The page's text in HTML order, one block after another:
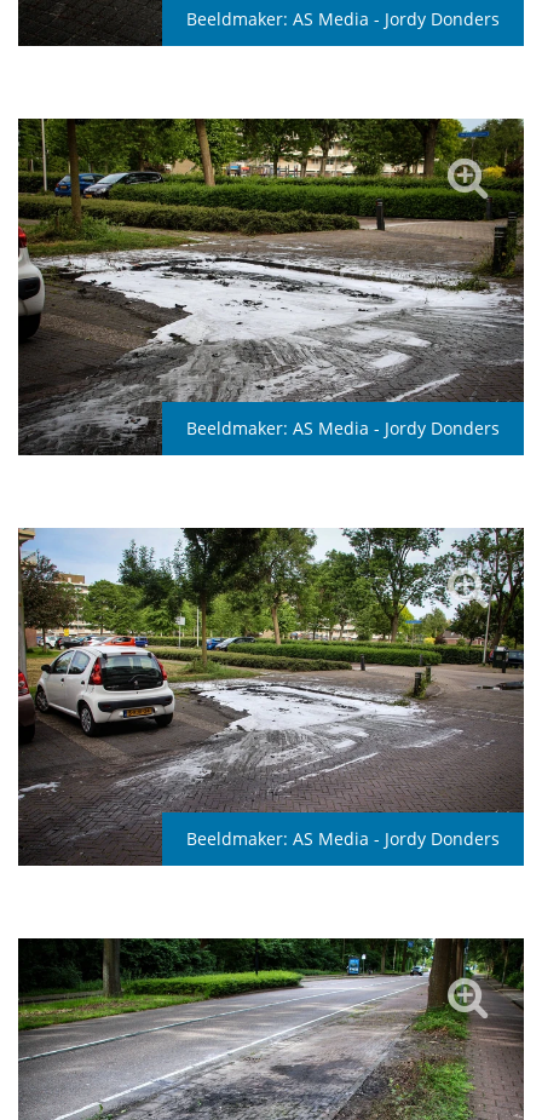
Beeldmaker: AS Media - Jordy Donders
Beeldmaker: AS Media - Jordy Donders
Beeldmaker: AS Media - Jordy Donders